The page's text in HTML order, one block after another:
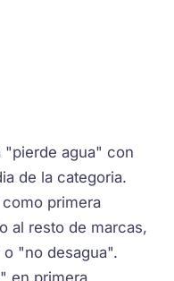
"pierde agua" con
de la categoria.
primera
al resto de marcas,
"no desagua".